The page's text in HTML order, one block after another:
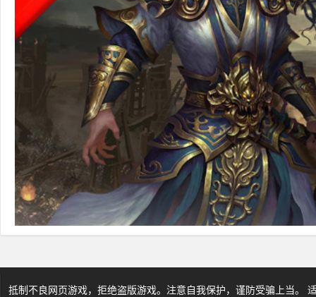
抵制不良网页游戏，拒绝盗版游戏。注意自我保护，谨防受骗上当。